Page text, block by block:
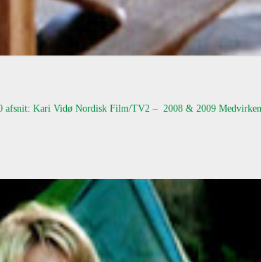
Kari Vidø Nordisk Film/TV2 – 2008 & 2009